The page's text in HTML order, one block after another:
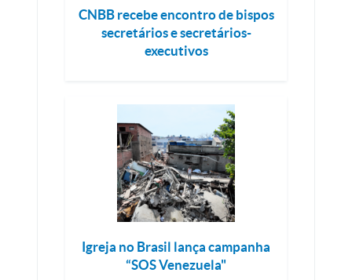
CNBB recebe encontro de bispos
secretários e secretários-
executivos
Igreja no Brasil lança campanha
“SOS Venezuela"